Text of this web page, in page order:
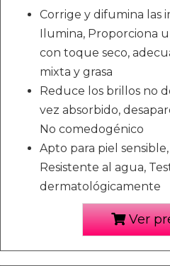
Corrige y difumina las
Ilumina, Proporciona
con toque seco,
mixta y grasa
Reduce los brillos no
vez absorbido,
No comedogénico
Apto para piel
Resistente al agua,
dermatológicamente
Ver